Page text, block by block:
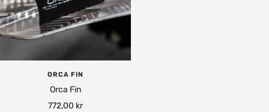
ORCA FIN
Orca Fin
Rea-
772,00 kr